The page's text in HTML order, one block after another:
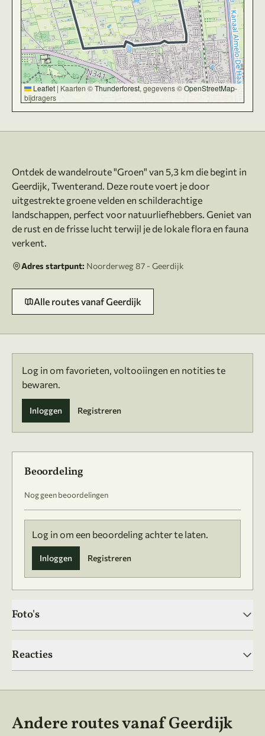
Leaflet | Kaarten ©Thunderforest, gegevens ©OpenStreetMap-
bijdragers
Ontdek de wandelroute "Groen" van 5,3 km die begint in
Geerdijk, Twenterand. Deze route voert je door
uitgestrekte groene velden en schilderachtige
landschappen, perfect voor natuurliefhebbers. Geniet van
de rust en de frisse lucht terwijl je de lokale flora en fauna
Adres startpunt: Noorderweg 87 - Geerdijk
Alle routes vanaf Geerdijk
Log in om favorieten, voltooiingen en notities te
bewaren.
Inloggen Registreren
Beoordeling
Nog geen beoordelingen
Log in om een beoordeling achter te laten.
Inloggen Registreren
Foto's
Reacties
Andere routes vanaf Geerdijk